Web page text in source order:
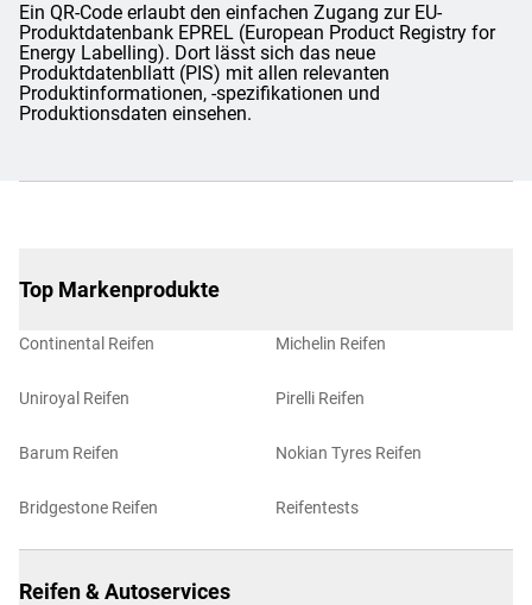
Ein QR-Code erlaubt den einfachen Zugang zur EU-
Produktdatenbank EPREL (European Product Registry for
Energy Labelling). Dort lässt sich das neue
Produktdatenbllatt (PIS) mit allen relevanten
Produktinformationen, -spezifikationen und
Produktionsdaten einsehen.
Top Markenprodukte
Continental Reifen
Uniroyal Reifen
Barum Reifen
Bridgestone Reifen
Michelin Reifen
Pirelli Reifen
Nokian Tyres Reifen
Reifentests
Reifen & Autoservices